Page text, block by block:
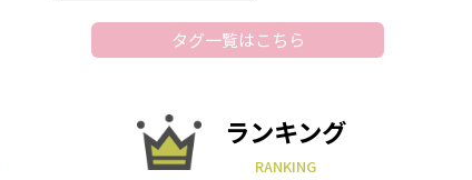
タグ一覧はこちら
ランキング
RANKING